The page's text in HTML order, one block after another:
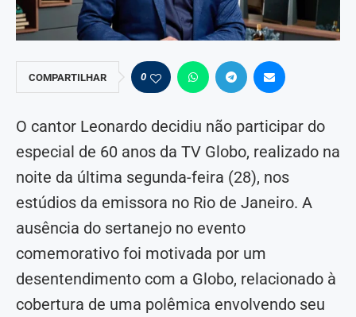
COMPARTILHAR 0
O cantor Leonardo decidiu não participar do
especial de 60 anos da TV Globo, realizado na
noite da última segunda-feira (28), nos
estúdios da emissora no Rio de Janeiro. A
ausência do sertanejo no evento
comemorativo foi motivada por um
desentendimento com a Globo, relacionado à
cobertura de uma polêmica envolvendo seu